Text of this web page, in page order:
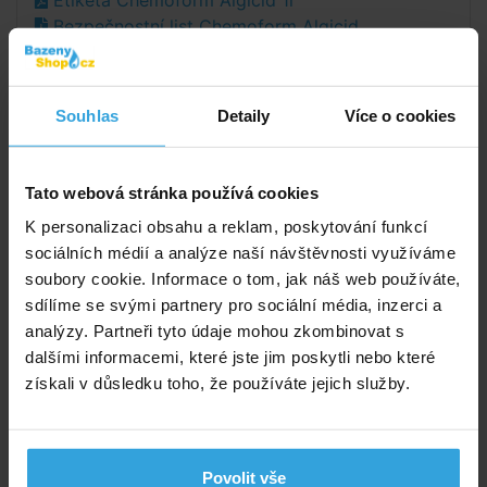
Souhlas Detaily Více o cookies
Tato webová stránka používá cookies
K personalizaci obsahu a reklam, poskytování funkcí
sociálních médií a analýze naší návštěvnosti využíváme
soubory cookie. Informace o tom, jak náš web používáte,
sdílíme se svými partnery pro sociální média, inzerci a
analýzy. Partneři tyto údaje mohou zkombinovat s
dalšími informacemi, které jste jim poskytli nebo které
získali v důsledku toho, že používáte jejich služby.
Povolit vše
Bezpečnostní list Chemoform Algicid
Výrobce: Chemoform CZ, Nad Safinou II 347, 252 50 Vestec,
info@chemoform.cz